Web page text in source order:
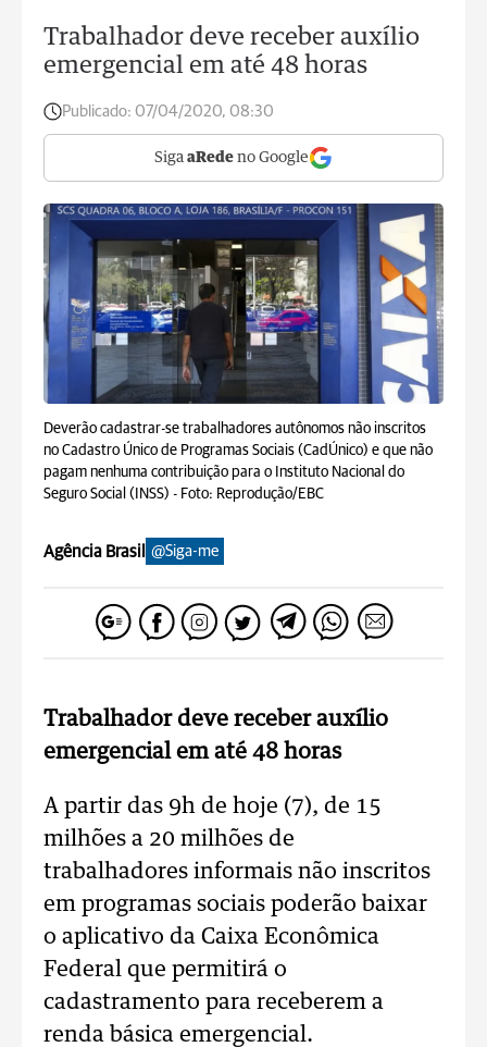
Trabalhador deve receber auxílio
emergencial em até 48 horas
Publicado: 07/04/2020, 08:30
Siga aRede no Google
Deverão cadastrar-se trabalhadores autônomos não inscritos
no Cadastro Único de Programas Sociais (CadÚnico) e que não
pagam nenhuma contribuição para o Instituto Nacional do
Seguro Social (INSS) - Foto: Reprodução/EBC
Agência Brasil @Siga-me
Trabalhador deve receber auxílio
emergencial em até 48 horas
A partir das 9h de hoje (7), de 15
milhões a 20 milhões de
trabalhadores informais não inscritos
em programas sociais poderão baixar
o aplicativo da Caixa Econômica
Federal que permitirá o
cadastramento para receberem a
renda básica emergencial.